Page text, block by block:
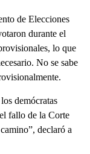
de Elecciones
durante el
lo que
No se sabe
demócratas
fallo de la Corte
declaró a